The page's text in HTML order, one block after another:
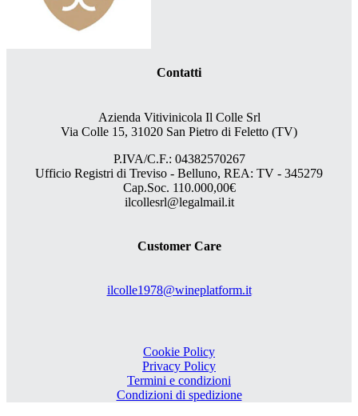
Contatti
Azienda Vitivinicola Il Colle Srl
Via Colle 15, 31020 San Pietro di Feletto (TV)
P.IVA/C.F.: 04382570267
Ufficio Registri di Treviso - Belluno, REA: TV - 345279
Cap.Soc. 110.000,00€
ilcollesrl@legalmail.it
Customer Care
ilcolle1978@wineplatform.it
Cookie Policy
Privacy Policy
Termini e condizioni
Condizioni di spedizione